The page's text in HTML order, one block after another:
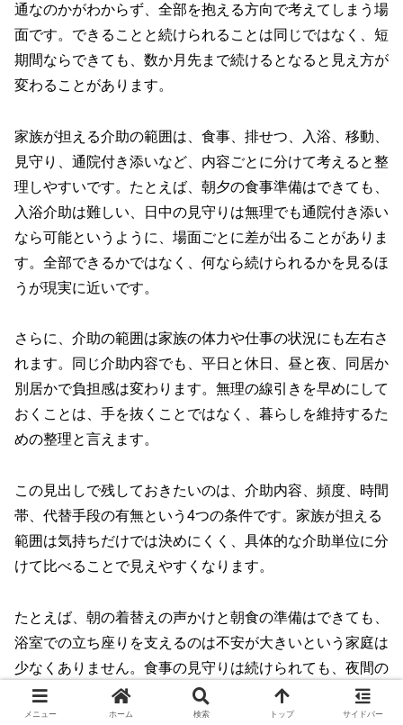
通なのかがわからず、全部を抱える方向で考えてしまう場
面です。できることと続けられることは同じではなく、短
期間ならできても、数か月先まで続けるとなると見え方が
変わることがあります。
家族が担える介助の範囲は、食事、排せつ、入浴、移動、
見守り、通院付き添いなど、内容ごとに分けて考えると整
理しやすいです。たとえば、朝夕の食事準備はできても、
入浴介助は難しい、日中の見守りは無理でも通院付き添い
なら可能というように、場面ごとに差が出ることがありま
す。全部できるかではなく、何なら続けられるかを見るほ
うが現実に近いです。
さらに、介助の範囲は家族の体力や仕事の状況にも左右さ
れます。同じ介助内容でも、平日と休日、昼と夜、同居か
別居かで負担感は変わります。無理の線引きを早めにして
おくことは、手を抜くことではなく、暮らしを維持するた
めの整理と言えます。
この見出しで残しておきたいのは、介助内容、頻度、時間
帯、代替手段の有無という4つの条件です。家族が担える
範囲は気持ちだけでは決めにくく、具体的な介助単位に分
けて比べることで見えやすくなります。
たとえば、朝の着替えの声かけと朝食の準備はできても、
浴室での立ち座りを支えるのは不安が大きいという家庭は
少なくありません。食事の見守りは続けられても、夜間の
トイレ介助が毎日続くと睡眠不足が重なり、同じ家族でも
担える範囲が変わってくることがあります。
メニュー ホーム 検索 トップ サイドバー